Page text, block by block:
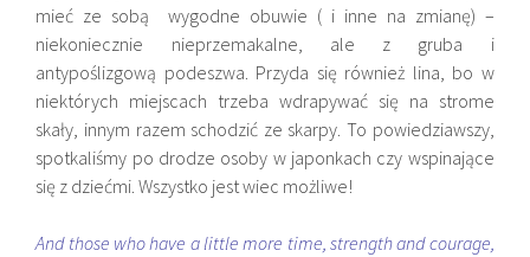
mieć ze sobą wygodne obuwie ( i inne na zmianę) –
niekoniecznie nieprzemakalne, ale z gruba i
antypoślizgową podeszwa. Przyda się również lina, bo w
niektórych miejscach trzeba wdrapywać się na strome
skały, innym razem schodzić ze skarpy. To powiedziawszy,
spotkaliśmy po drodze osoby w japonkach czy wspinające
się z dziećmi. Wszystko jest wiec możliwe!
And those who have a little more time, strength and courage,